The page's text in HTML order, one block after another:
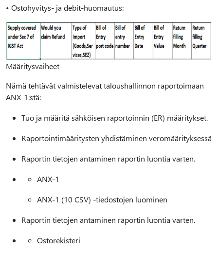
• Ostohyvitys- ja debit-huomautus:
Määritysvaiheet
Nämä tehtävät valmistelevat taloushallinnon raportoimaan
ANX-1:stä:
Tuo ja määritä sähköisen raportoinnin (ER) määritykset.
Raportointimääritysten yhdistäminen veromäärityksessä
Raportin tietojen antaminen raportin luontia varten.
ANX-1
ANX-1 (10 CSV) -tiedostojen luominen
Raportin tietojen antaminen raportin luontia varten.
Ostorekisteri